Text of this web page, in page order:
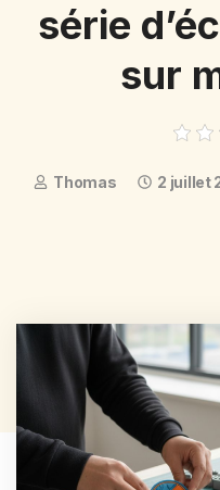
série
sur
Thomas 2 juillet